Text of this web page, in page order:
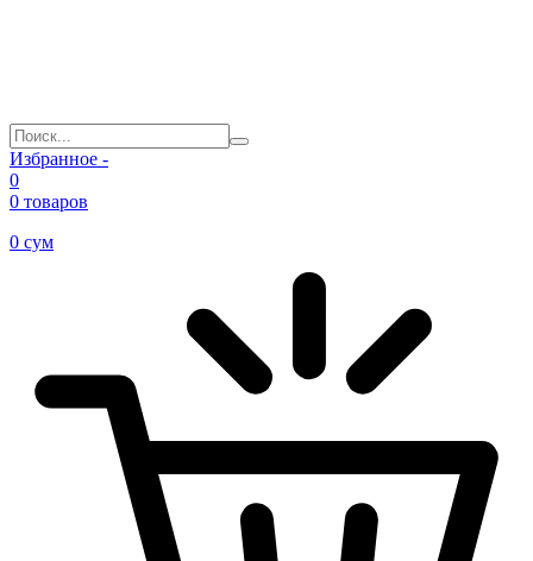
Избранное -
0
0 товаров
0 сум